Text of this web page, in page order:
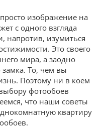
изображение на
с одного взгляда
напротив, изумиться
Это своего
мира, а заодно
То, чем вы
Поэтому ни в коем
фотообоев
что наши советы
квартиру